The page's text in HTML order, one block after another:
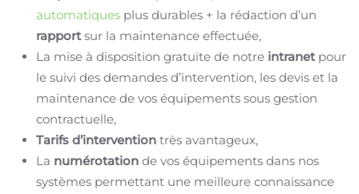
automatiques plus durables + la rédaction d’un
rapportsur la maintenance effectuée,
La mise à disposition gratuite de notre intranetpour
le suivi des demandes d’intervention, les devis et la
maintenance de vos équipements sous gestion
contractuelle,
Tarifs d’intervention très avantageux,
La numérotation de vos équipements dans nos
systèmes permettant une meilleure connaissance